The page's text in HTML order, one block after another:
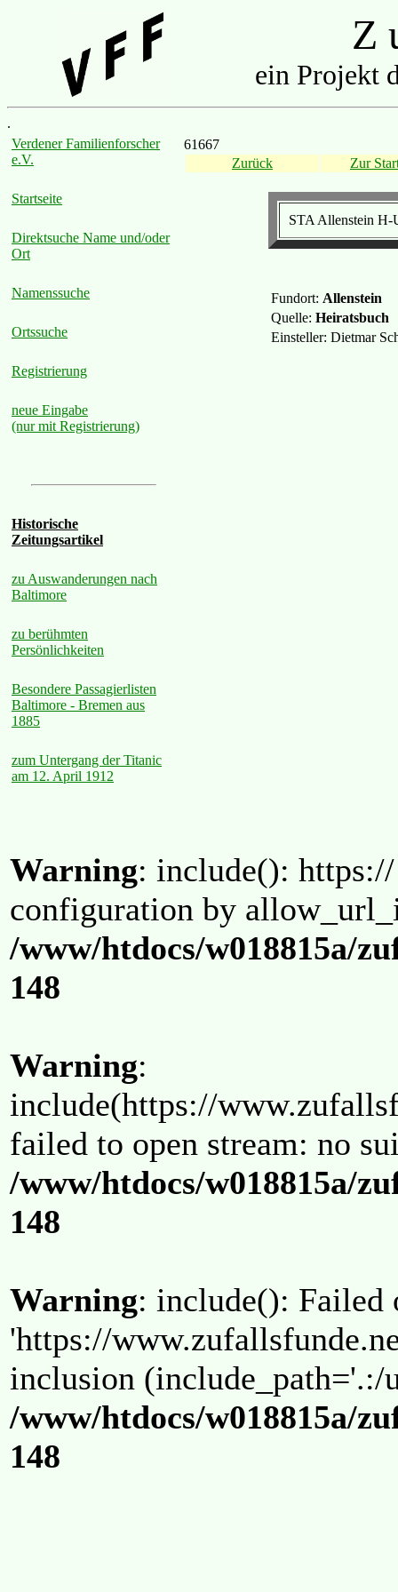
Z
ein Projekt
.
Verdener Familienforscher
e.V.
Startseite
Direktsuche Name und/oder
Ort
Namenssuche
Ortssuche
Registrierung
neue Eingabe
(nur mit Registrierung)
Historische
Zeitungsartikel
zu Auswanderungen nach
Baltimore
zu berühmten
Persönlichkeiten
Besondere Passagierlisten
Baltimore - Bremen aus
1885
zum Untergang der Titanic
am 12. April 1912
61667
Zurück
Zur
STA Allenstein H-
Fundort: Allenstein
Quelle: Heiratsbuch
Einsteller: Dietmar
Warning: include():
configuration by
/www/htdocs/w018815a/
148
Warning:
include(https://
failed to open stream: no
/www/htdocs/w018815a/
148
Warning: include(): Failed
'https://
inclusion (include_path='.:/
/www/htdocs/w018815a/
148